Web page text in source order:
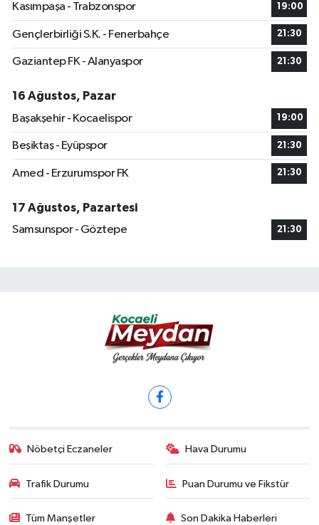
Kasımpaşa - Trabzonspor 19:00
Gençlerbirliği S.K. - Fenerbahçe 21:30
Gaziantep FK - Alanyaspor 21:30
16 Ağustos, Pazar
Başakşehir - Kocaelispor
19:00
Beşiktaş - Eyüpspor 21:30
Amed - Erzurumspor FK 21:30
17 Ağustos, Pazartesi
Samsunspor - Göztepe
21:30
Nöbetçi Eczaneler Hava Durumu
Trafik Durumu Puan Durumu ve Fikstür
Tüm Manşetler Son Dakika Haberleri